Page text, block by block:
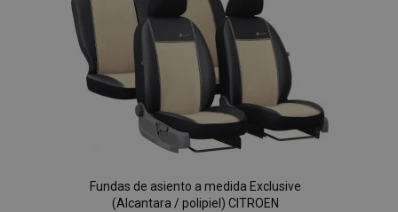
de
Deseos
Fundas de asiento a medida Exclusive
(Alcantara / polipiel) CITROEN